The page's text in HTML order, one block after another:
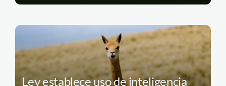
Ley establece uso de inteligencia